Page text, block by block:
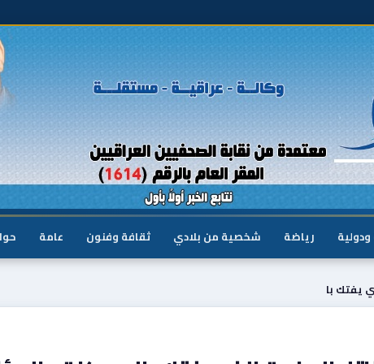
ودولية رياضة شخصية من بلادي ثقافة وفنون عامة
يفتك با